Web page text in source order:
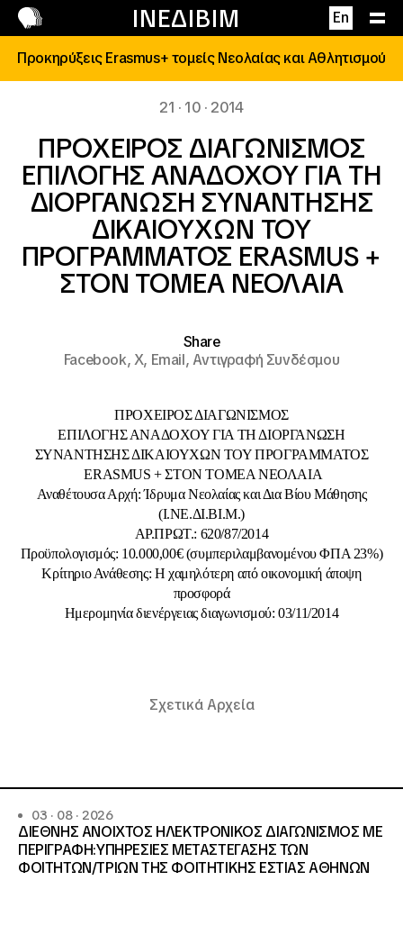
ΙΝΕΔΙΒΙΜ En
Επικοινωνία
Προκηρύξεις Erasmus+ τομείς Νεολαίας και Αθλητισμού
21 · 10 · 2014
ΠΡΟΧΕΙΡΟΣ ΔΙΑΓΩΝΙΣΜΟΣ
ΕΠΙΛΟΓΗΣ ΑΝΑΔΟΧΟΥ ΓΙΑ ΤΗ
ΔΙΟΡΓΑΝΩΣΗ ΣΥΝΑΝΤΗΣΗΣ
ΔΙΚΑΙΟΥΧΩΝ ΤΟΥ
ΠΡΟΓΡΑΜΜΑΤΟΣ ERASMUS +
ΣΤΟΝ ΤΟΜΕΑ ΝΕΟΛΑΙΑ
Share
Facebook,X, Email,Αντιγραφή Συνδέσμου
ΠΡΟΧΕΙΡΟΣ ΔΙΑΓΩΝΙΣΜΟΣ
ΕΠΙΛΟΓΗΣ ΑΝΑΔΟΧΟΥ ΓΙΑ ΤΗ ΔΙΟΡΓΑΝΩΣΗ
ΣΥΝΑΝΤΗΣΗΣ ΔΙΚΑΙΟΥΧΩΝ ΤΟΥ ΠΡΟΓΡΑΜΜΑΤΟΣ
ERASMUS + ΣΤΟΝ ΤΟΜΕΑ ΝΕΟΛΑΙΑ
Αναθέτουσα Αρχή: Ίδρυμα Νεολαίας και Δια Βίου Μάθησης
(Ι.ΝΕ.ΔΙ.ΒΙ.Μ.)
ΑΡ.ΠΡΩΤ.: 620/87/2014
Προϋπολογισμός: 10.000,00€ (συμπεριλαμβανομένου ΦΠΑ 23%)
Κρίτηριο Ανάθεσης: Η χαμηλότερη από οικονομική άποψη
προσφορά
Ημερομηνία διενέργειας διαγωνισμού: 03/11/2014
Σχετικά Αρχεία
03 · 08 · 2026
ΔΙΕΘΝΗΣ ΑΝΟΙΧΤΟΣ ΗΛΕΚΤΡΟΝΙΚΟΣ ΔΙΑΓΩΝΙΣΜΟΣ ΜΕ
ΠΕΡΙΓΡΑΦΗ:ΥΠΗΡΕΣΙΕΣ METAΣΤΕΓΑΣΗΣ ΤΩΝ
ΦΟΙΤΗΤΩΝ/ΤΡΙΩΝ ΤΗΣ ΦΟΙΤΗΤΙΚΗΣ ΕΣΤΙΑΣ ΑΘΗΝΩΝ